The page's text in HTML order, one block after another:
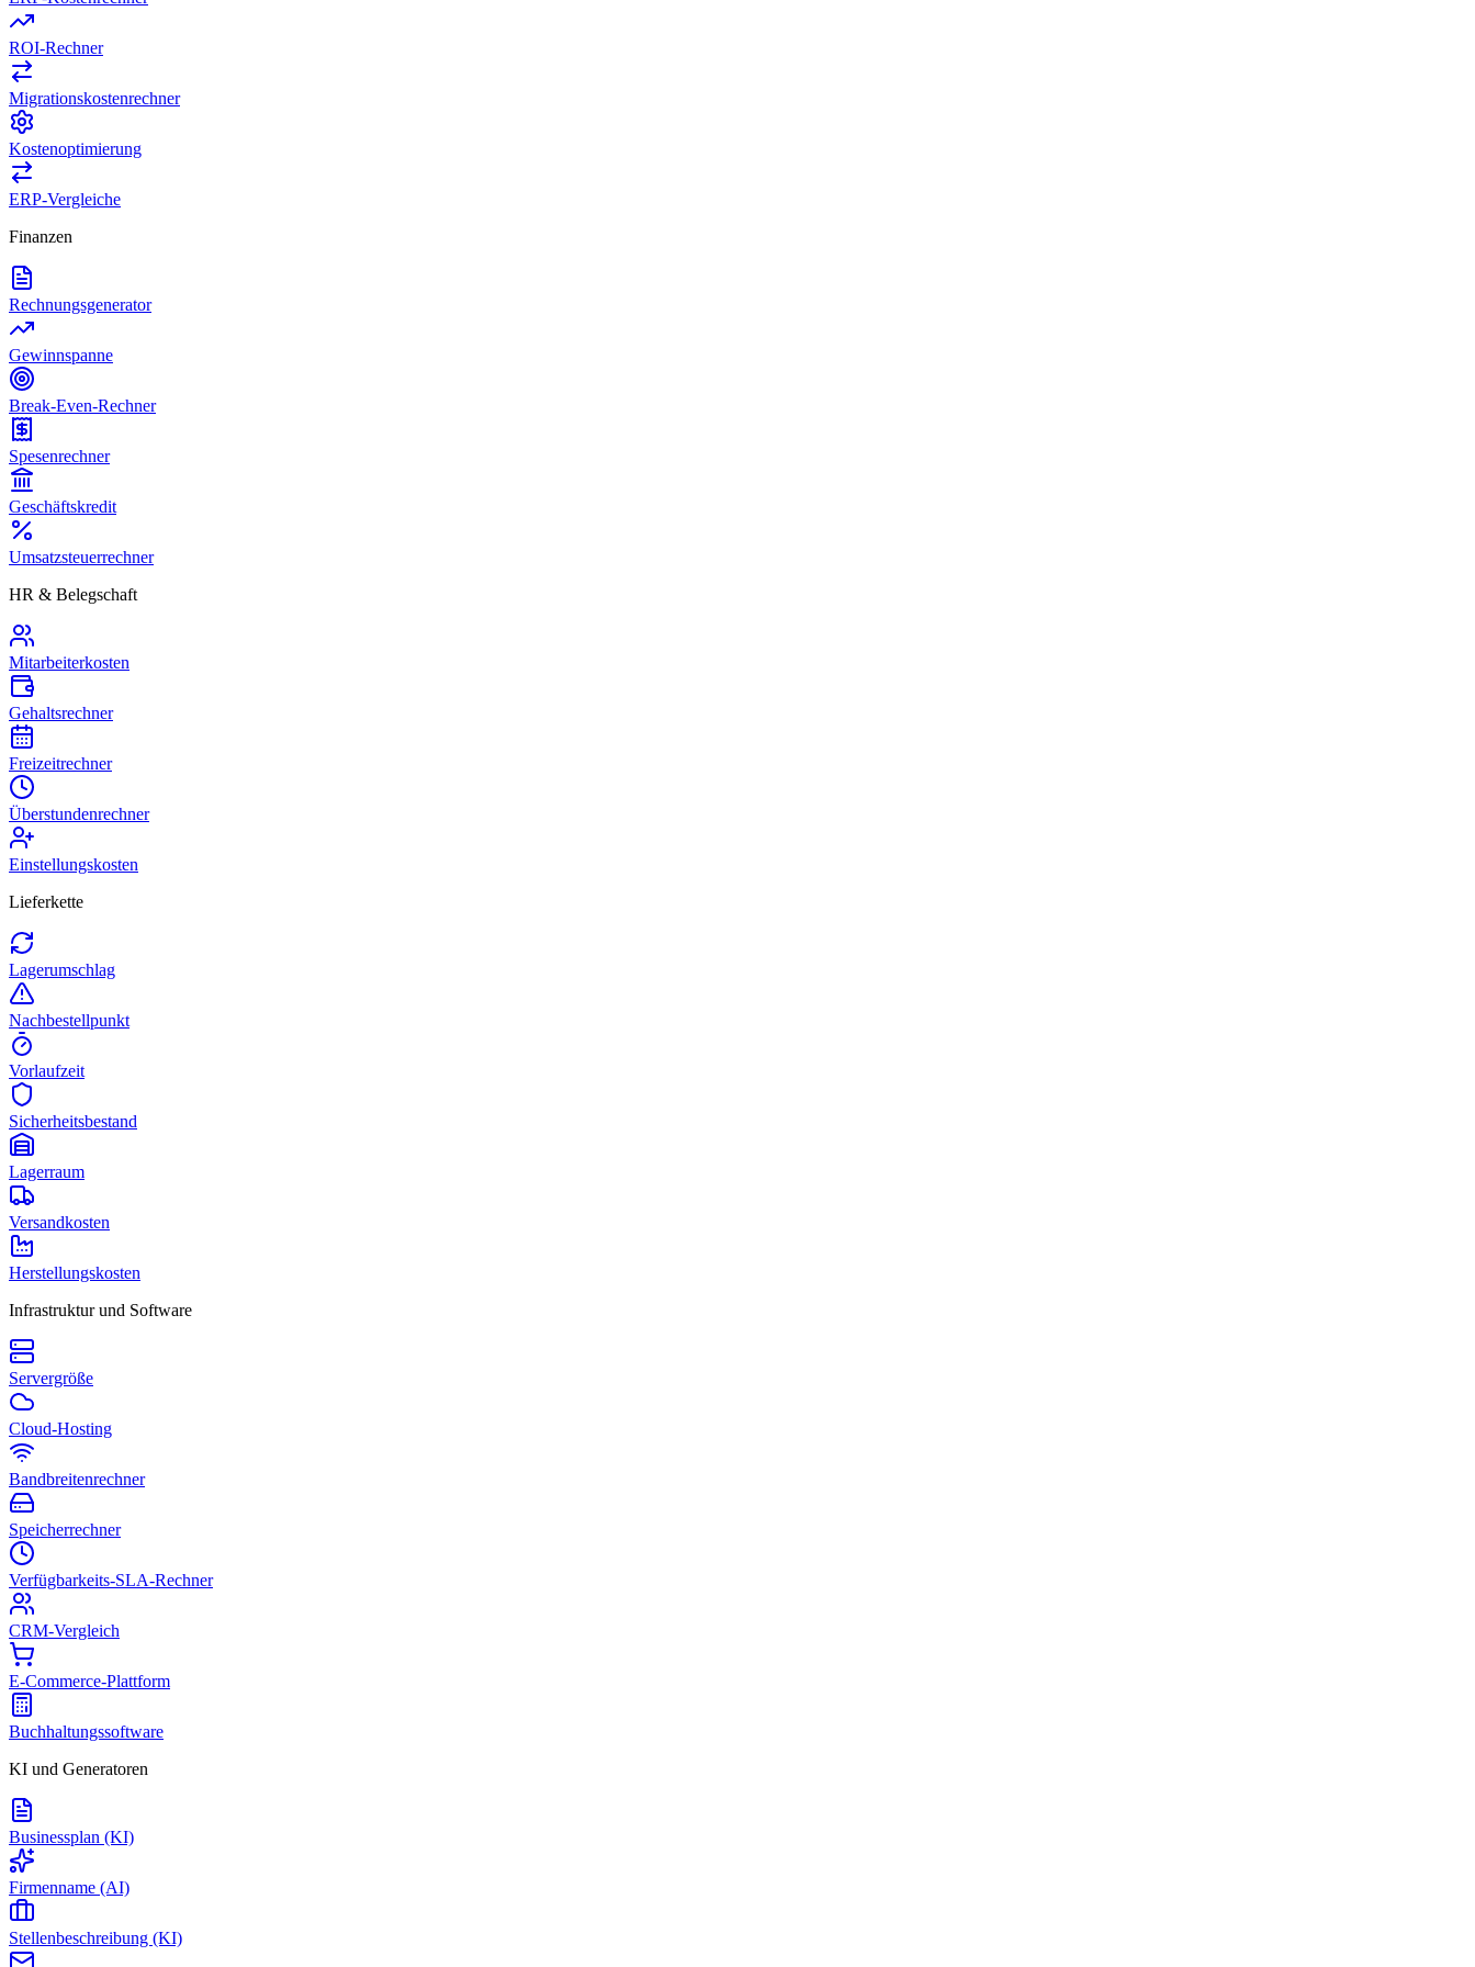
ROI-Rechner
Migrationskostenrechner
Kostenoptimierung
ERP-Vergleiche
Finanzen
Rechnungsgenerator
Gewinnspanne
Break-Even-Rechner
Spesenrechner
Geschäftskredit
Umsatzsteuerrechner
HR & Belegschaft
Mitarbeiterkosten
Gehaltsrechner
Freizeitrechner
Überstundenrechner
Einstellungskosten
Lieferkette
Lagerumschlag
Nachbestellpunkt
Vorlaufzeit
Sicherheitsbestand
Lagerraum
Versandkosten
Herstellungskosten
Infrastruktur und Software
Servergröße
Cloud-Hosting
Bandbreitenrechner
Speicherrechner
Verfügbarkeits-SLA-Rechner
CRM-Vergleich
E-Commerce-Plattform
Buchhaltungssoftware
KI und Generatoren
Businessplan (KI)
Firmenname (AI)
Stellenbeschreibung (KI)